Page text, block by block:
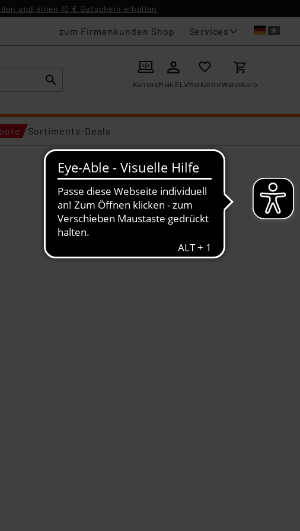
und einen 10 € Gutschein erhalten
zum Firmenkunden Shop Services
KarriereMein ELVMerkzettelWarenkorb
Sortiments-Deals